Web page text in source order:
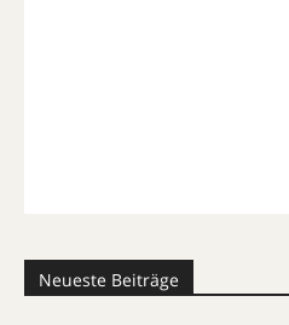
Neueste Beiträge